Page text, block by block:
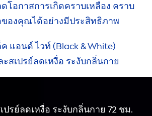
โอกาสการเกิดคราบเหลือง คราบ
ของคุณได้อย่างมีประสิทธิภาพ
แอนด์ ไวท์ (Black&White)
สเปรย์ลดเหงื่อ ระงับกลิ่นกาย
ปรย์ลดเหงื่อ ระงับกลิ่นกาย 72 ชม.